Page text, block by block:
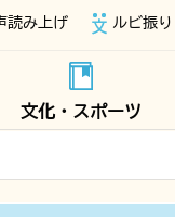
読み上げ ルビ振り
文化・スポーツ